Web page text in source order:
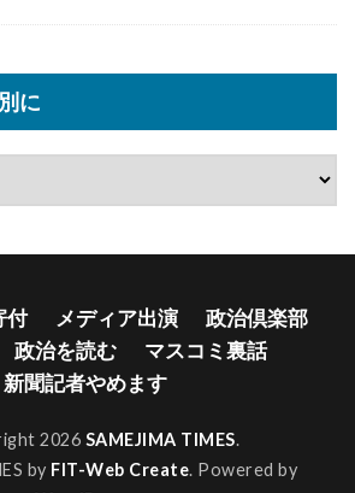
に
付 メディア出演
政治倶楽部
政治を読む
マスコミ裏話
新聞記者やめます
2026 SAMEJIMA TIMES.
by FIT-Web Create. Powered by